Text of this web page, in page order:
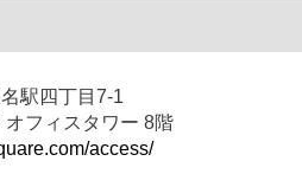
駅四丁目7-1
オフィスタワー 8階
access/